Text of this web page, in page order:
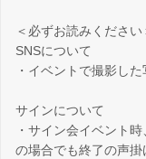
＜必ずお読みください
SNSについて
・イベントで撮影し
サインについて
・サイン会イベント
の場合でも終了の声掛